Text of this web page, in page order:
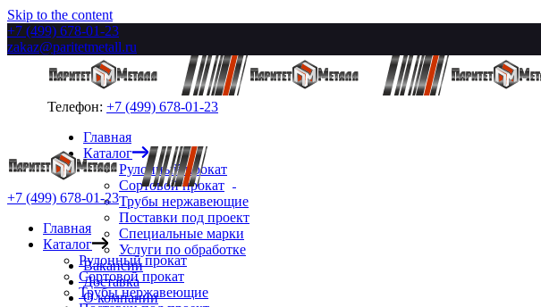
Skip to the content
+7 (499) 678-01-23
zakaz@paritetmetall.ru
Телефон: +7 (499) 678-01-23
Главная
Каталог
Рулонный прокат
Сортовой прокат
Трубы нержавеющие
Поставки под проект
Специальные марки
Услуги по обработке
Вакансии
Доставка
О компании
+7 (499) 678-01-23
Главная
Каталог
Рулонный прокат
Сортовой прокат
Трубы нержавеющие